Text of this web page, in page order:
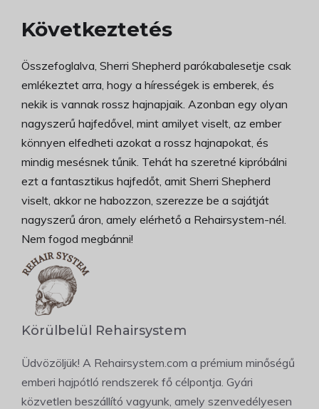
Következtetés
Összefoglalva, Sherri Shepherd parókabalesetje csak
emlékeztet arra, hogy a hírességek is emberek, és
nekik is vannak rossz hajnapjaik. Azonban egy olyan
nagyszerű hajfedővel, mint amilyet viselt, az ember
könnyen elfedheti azokat a rossz hajnapokat, és
mindig mesésnek tűnik. Tehát ha szeretné kipróbálni
ezt a fantasztikus hajfedőt, amit Sherri Shepherd
viselt, akkor ne habozzon, szerezze be a sajátját
nagyszerű áron, amely elérhető a Rehairsystem-nél.
Nem fogod megbánni!
Körülbelül Rehairsystem
Üdvözöljük! A Rehairsystem.com a prémium minőségű
emberi hajpótló rendszerek fő célpontja. Gyári
közvetlen beszállító vagyunk, amely szenvedélyesen